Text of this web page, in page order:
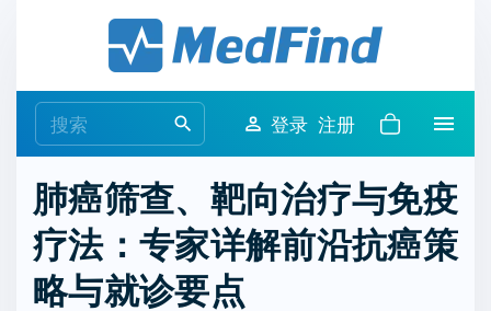
e
r
c
h
f
登录 注册
肺癌筛查、靶向治疗与免疫
疗法：专家详解前沿抗癌策
略与就诊要点